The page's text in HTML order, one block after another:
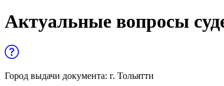
медицине
Актуальные вопросы
Город выдачи документа: г. Тольятти